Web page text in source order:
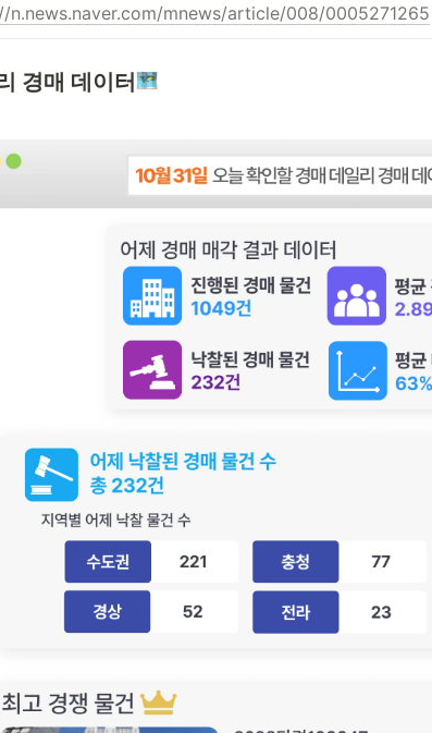
n.news.naver.com/mnews/article/008/0005271265
경매 데이터